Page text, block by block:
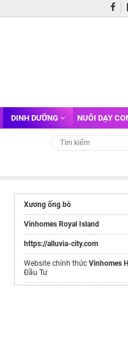
DINH DƯỠNG NUÔI DẠY
Xương ống bò
Vinhomes Royal Island
https://alluvia-city.com
Website chính thức Vinhomes
Đầu Tư